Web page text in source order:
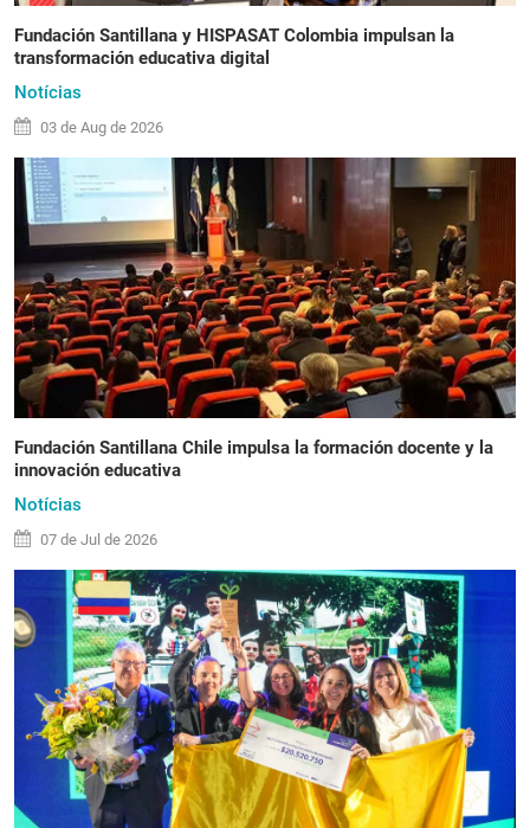
Fundación Santillana y HISPASAT Colombia impulsan la
transformación educativa digital
Notícias
03 de Aug de 2026
Fundación Santillana Chile impulsa la formación docente y la
innovación educativa
Notícias
07 de Jul de 2026